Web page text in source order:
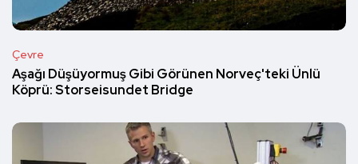
Çevre
Aşağı Düşüyormuş Gibi Görünen Norveç'teki Ünlü
Köprü: Storseisundet Bridge